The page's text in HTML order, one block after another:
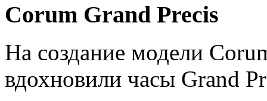
Corum Grand Precis
На создание модели
вдохновили часы Grand